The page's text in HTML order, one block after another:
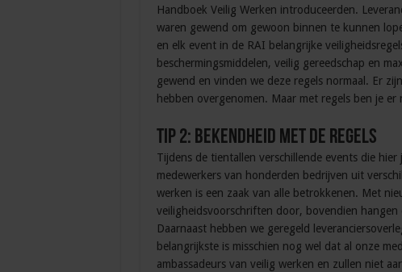
Handboek Veilig Werken introduceerden.
waren gewend om gewoon binnen te kunnen
en elk event in de RAI belangrijke
beschermingsmiddelen, veilig gereedschap en
gewend en vinden we deze regels normaal. Er
hebben overgenomen. Maar met regels ben je er
Tip 2: bekendheid met de regels
Tijdens de tientallen verschillende events die
medewerkers van honderden bedrijven uit
werken is een zaak van alle betrokkenen. Met
veiligheidsvoorschriften door, bovendien
Daarnaast hebben we geregeld
belangrijkste is misschien nog wel dat al onze
ambassadeurs van veilig werken en zullen niet